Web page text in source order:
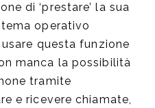
di ‘prestare’ la sua
operativo
questa funzione
manca la possibilità
tramite
e ricevere chiamate,